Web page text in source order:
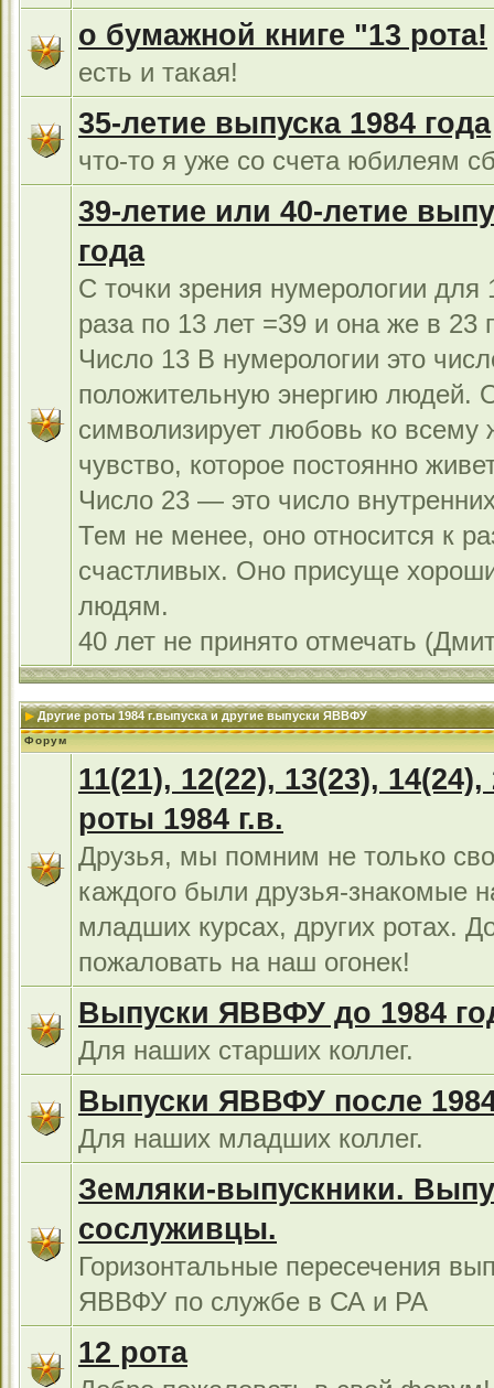
о бумажной книге "13 рота!
есть и такая!
35-летие выпуска 1984 года
что-то я уже со счета юбилеям
39-летие или 40-летие
года
С точки зрения нумерологии для
раза по 13 лет =39 и она же в 23
Число 13 В нумерологии это
положительную энергию людей.
символизирует любовь ко всему
чувство, которое постоянно
Число 23 — это число
Тем не менее, оно относится к
счастливых. Оно присуще
людям.
40 лет не принято отмечать
Другие роты 1984 г.выпуска и другие выпуски ЯВВФУ
Форум
11(21), 12(22), 13(23),
роты 1984 г.в.
Друзья, мы помним не только
каждого были друзья-знакомые
младших курсах, других ротах.
пожаловать на наш огонек!
Выпуски ЯВВФУ до 1984
Для наших старших коллег.
Выпуски ЯВВФУ после
Для наших младших коллег.
Земляки-выпускники.
сослуживцы.
Горизонтальные пересечения
ЯВВФУ по службе в СА и РА
12 рота